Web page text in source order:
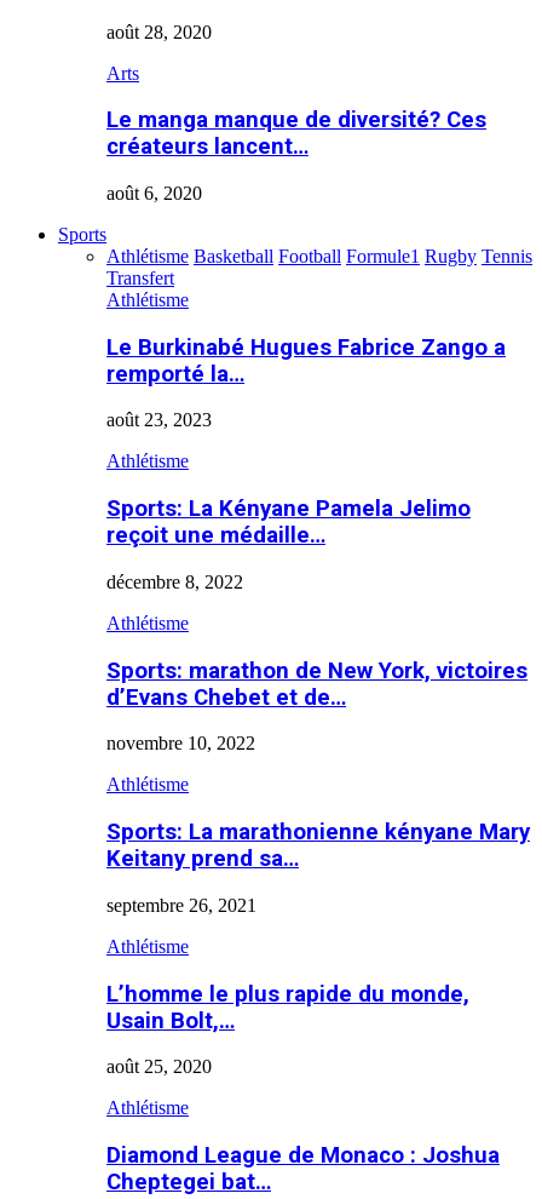
août 28, 2020
Arts
Le manga manque de diversité? Ces
créateurs lancent…
août 6, 2020
Sports
Athlétisme Basketball Football Formule1 Rugby Tennis
Transfert
Athlétisme
Le Burkinabé Hugues Fabrice Zango a
remporté la…
août 23, 2023
Athlétisme
Sports: La Kényane Pamela Jelimo
reçoit une médaille…
décembre 8, 2022
Athlétisme
Sports: marathon de New York, victoires
d’Evans Chebet et de…
novembre 10, 2022
Athlétisme
Sports: La marathonienne kényane Mary
Keitany prend sa…
septembre 26, 2021
Athlétisme
L’homme le plus rapide du monde,
Usain Bolt,…
août 25, 2020
Athlétisme
Diamond League de Monaco : Joshua
Cheptegei bat…